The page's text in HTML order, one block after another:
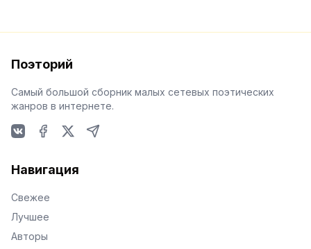
Поэторий
Самый большой сборник малых сетевых поэтических
жанров в интернете.
Навигация
Свежее
Лучшее
Авторы